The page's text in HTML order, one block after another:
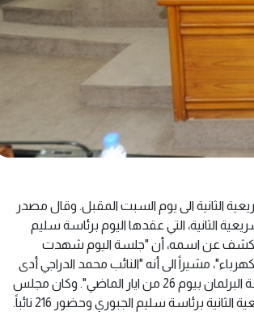
الثانية الى يوم السبت المقبل. وقال مصدر
الثانية، التي عقدها اليوم برئاسة سليم
طلب عدم الكشف عن اسمه، أن "جلسة اليوم شهدت
مشيراً الى أنه "النائب محمد الدراجي أدى
اليمين الدستورية وزيراً للصناعة بعد سحب المعترضين على التصويت عليه في جلسة البرلمان بيوم 26 من ايار الماضي". وكان مجلس
برئاسة سليم الجبوري وحضور 216 نائباً.